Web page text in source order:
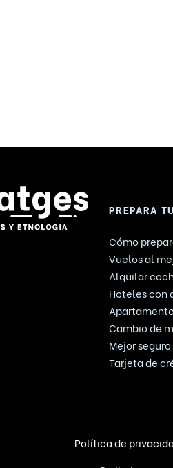
PREPARA
Cómo
Vuelos al
Alquilar
Hoteles con
Cambio de
Mejor
Tarjeta de
Política de